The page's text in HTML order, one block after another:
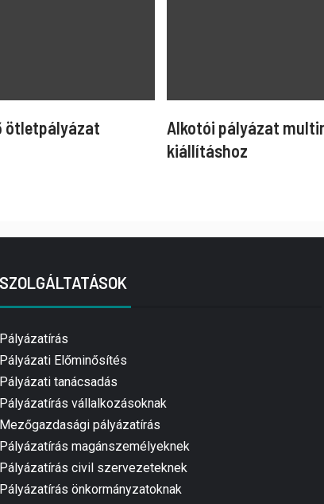
ötletpályázat
Alkotói pályázat
kiállításhoz
SZOLGÁLTATÁSOK
Pályázatírás
Pályázati Előminősítés
Pályázati tanácsadás
Pályázatírás vállalkozásoknak
Mezőgazdasági pályázatírás
Pályázatírás magánszemélyeknek
Pályázatírás civil szervezeteknek
Pályázatírás önkormányzatoknak